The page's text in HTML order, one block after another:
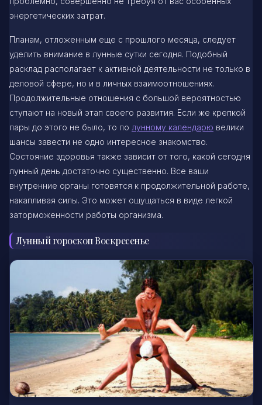
энергетических затрат.
Планам, отложенным еще с прошлого месяца, следует
уделить внимание в лунные сутки сегодня. Подобный
расклад располагает к активной деятельности не только в
деловой сфере, но и в личных взаимоотношениях.
Продолжительные отношения с большой вероятностью
ступают на новый этап своего развития. Если же крепкой
пары до этого не было, то по лунному календарю велики
шансы завести не одно интересное знакомство.
Состояние здоровья также зависит от того, какой сегодня
лунный день достаточно существенно. Все ваши
внутренние органы готовятся к продолжительной работе,
накапливая силы. Это может ощущаться в виде легкой
заторможенности работы организма.
Лунный гороскоп Воскресенье